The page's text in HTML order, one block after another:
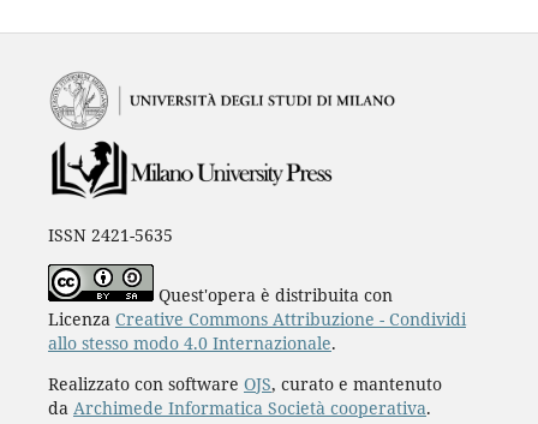
ISSN 2421-5635
Quest'opera è distribuita con
Licenza Creative Commons Attribuzione - Condividi
allo stesso modo 4.0 Internazionale.
Realizzato con software OJS, curato e mantenuto
da Archimede Informatica Società cooperativa.